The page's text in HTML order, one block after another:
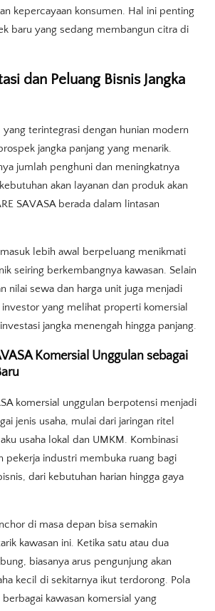
kepercayaan konsumen. Hal ini penting
baru yang sedang membangun citra di
dan Peluang Bisnis Jangka
yang terintegrasi dengan hunian modern
jangka panjang yang menarik.
jumlah penghuni dan meningkatnya
akan layanan dan produk akan
SAVASA berada dalam lintasan
lebih awal berpeluang menikmati
seiring berkembangnya kawasan. Selain
nilai sewa dan harga unit juga menjadi
yang melihat properti komersial
jangka menengah hingga panjang.
Komersial Unggulan sebagai
komersial unggulan berpotensi menjadi
jenis usaha, mulai dari jaringan ritel
usaha lokal dan UMKM. Kombinasi
pekerja industri membuka ruang bagi
dari kebutuhan harian hingga gaya
di masa depan bisa semakin
kawasan ini. Ketika satu atau dua
biasanya arus pengunjung akan
kecil di sekitarnya ikut terdorong. Pola
kawasan komersial yang